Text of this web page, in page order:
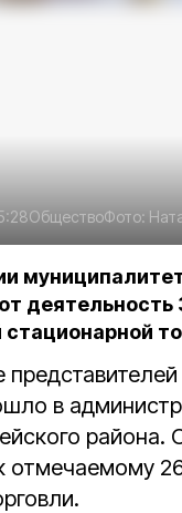
ОбществоФото:
деятельность
в
района.
отмечаемому